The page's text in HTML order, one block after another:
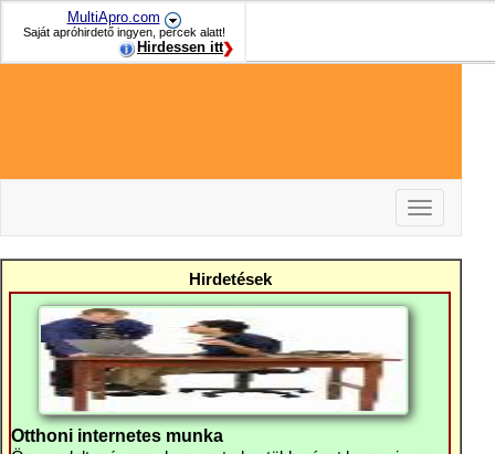
MultiApro.com
Saját apróhirdető ingyen, percek alatt!
Hirdessen itt
Toggle
navigation
-
-
Hirdetések
Otthoni internetes munka